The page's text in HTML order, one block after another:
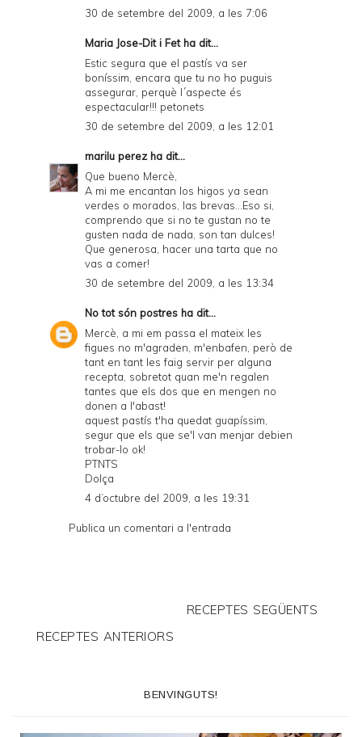
30 de setembre del 2009, a les 7:06
Maria Jose-Dit i Fetha dit...
Estic segura que el pastís va ser
boníssim, encara que tu no ho puguis
assegurar, perquè l´aspecte és
espectacular!!! petonets
30 de setembre del 2009, a les 12:01
marilu perezha dit...
Que bueno Mercè,
A mi me encantan los higos ya sean
verdes o morados, las brevas...Eso si,
comprendo que si no te gustan no te
gusten nada de nada, son tan dulces!
Que generosa, hacer una tarta que no
vas a comer!
30 de setembre del 2009, a les 13:34
No tot són postres ha dit...
Mercè, a mi em passa el mateix les
figues no m'agraden, m'enbafen, però de
tant en tant les faig servir per alguna
recepta, sobretot quan me'n regalen
tantes que els dos que en mengen no
donen a l'abast!
aquest pastís t'ha quedat guapíssim,
segur que els que se'l van menjar debien
trobar-lo ok!
PTNTS
Dolça
4 d’octubre del 2009, a les 19:31
Publica un comentari a l'entrada
RECEPTES SEGÜENTS
RECEPTES ANTERIORS
BENVINGUTS!